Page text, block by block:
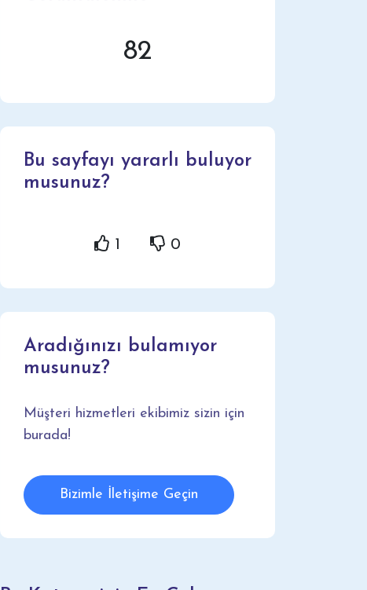
82
Bu sayfayı yararlı buluyor
musunuz?
1 0
Aradığınızı bulamıyor
musunuz?
Müşteri hizmetleri ekibimiz sizin için
burada!
Bizimle İletişime Geçin